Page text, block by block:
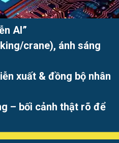
AI”
crane), ánh sáng
xuất & đồng bộ nhân
– bối cảnh thật rõ để